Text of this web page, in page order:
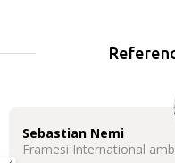
Sebastian Nemi
Framesi International